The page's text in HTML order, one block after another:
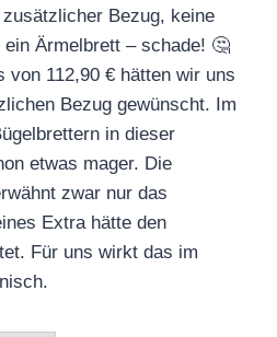
Bezug, keine
Ärmelbrett – schade! 🤔
von 112,90 € hätten wir uns
Bezug gewünscht. Im
in dieser
etwas mager. Die
zwar nur das
Extra hätte den
Für uns wirkt das im